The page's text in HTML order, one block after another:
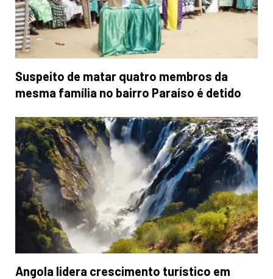
Suspeito de matar quatro membros da
mesma família no bairro Paraíso é detido
Angola lidera crescimento turístico em